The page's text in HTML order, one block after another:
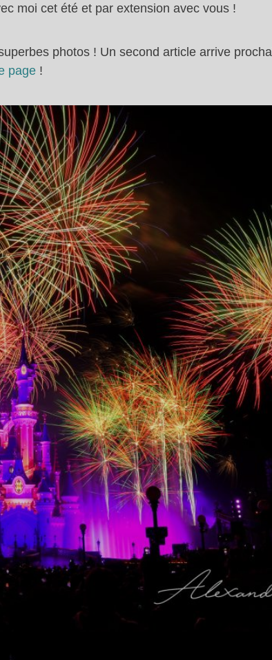
moi cet été et par extension avec vous !
photos ! Un second article arrive
page !